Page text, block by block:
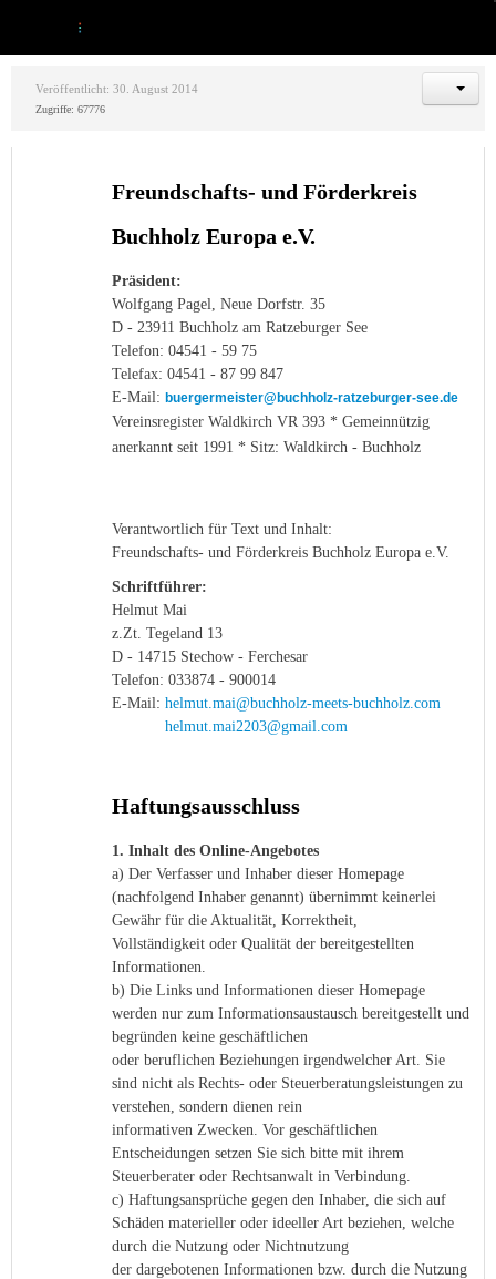
Veröffentlicht: 30. August 2014
Zugriffe: 67776
Freundschafts- und Förderkreis
Buchholz Europa e.V.
Präsident:
Wolfgang Pagel, Neue Dorfstr. 35
D - 23911 Buchholz am Ratzeburger See
Telefon: 04541 - 59 75
Telefax: 04541 - 87 99 847
E-Mail: buergermeister@buchholz-ratzeburger-see.de
Vereinsregister Waldkirch VR 393 * Gemeinnützig
anerkannt seit 1991 * Sitz: Waldkirch - Buchholz
Verantwortlich für Text und Inhalt:
Freundschafts- und Förderkreis Buchholz Europa e.V.
Schriftführer:
Helmut Mai
z.Zt. Tegeland 13
D - 14715 Stechow - Ferchesar
Telefon: 033874 - 900014
E-Mail: helmut.mai@buchholz-meets-buchholz.com
helmut.mai2203@gmail.com
Haftungsausschluss
1. Inhalt des Online-Angebotes
a) Der Verfasser und Inhaber dieser Homepage
(nachfolgend Inhaber genannt) übernimmt keinerlei
Gewähr für die Aktualität, Korrektheit,
Vollständigkeit oder Qualität der bereitgestellten
Informationen.
b) Die Links und Informationen dieser Homepage
werden nur zum Informationsaustausch bereitgestellt und
begründen keine geschäftlichen
oder beruflichen Beziehungen irgendwelcher Art. Sie
sind nicht als Rechts- oder Steuerberatungsleistungen zu
verstehen, sondern dienen rein
informativen Zwecken. Vor geschäftlichen
Entscheidungen setzen Sie sich bitte mit ihrem
Steuerberater oder Rechtsanwalt in Verbindung.
c) Haftungsansprüche gegen den Inhaber, die sich auf
Schäden materieller oder ideeller Art beziehen, welche
durch die Nutzung oder Nichtnutzung
der dargebotenen Informationen bzw. durch die Nutzung